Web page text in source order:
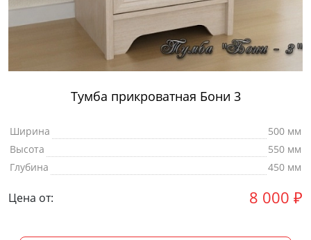
Тумба прикроватная Бони 3
Ширина
500 мм
Высота
550 мм
Глубина
450 мм
Цена от: 8 000 ₽